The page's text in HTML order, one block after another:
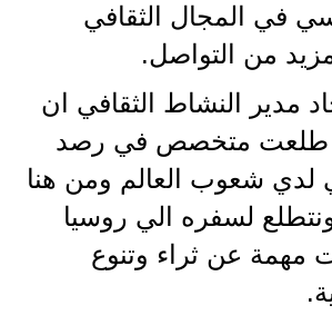
في المجال الثقافي
من التواصل.
مدير النشاط الثقافي ان
طلعت متخصص في رصد
لدي شعوب العالم ومن هنا
ونتطلع لسفره الي روسيا
مهمة عن ثراء وتنوع